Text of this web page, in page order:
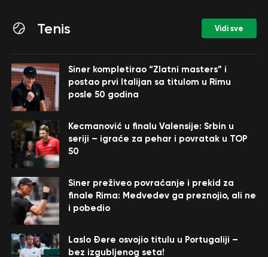
Tenis Vidi sve
Siner kompletirao “Zlatni masters” i
postao prvi Italijan sa titulom u Rimu
posle 50 godina
Kecmanović u finalu Valensije: Srbin u
seriji – igraće za pehar i povratak u TOP
50
Siner preživeo povraćanje i prekid za
finale Rima: Medvedev ga preznojio, ali ne
i pobedio
Laslo Đere osvojio titulu u Portugaliji –
bez izgubljenog seta!